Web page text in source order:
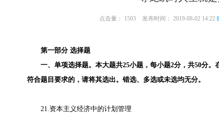
点击量： 1503 发布时间： 2019-08-02 14:22
第一部分 选择题
一、单项选择题。本大题共25小题，每小题2分，共50分。
符合题目要求的，请将其选出。错选、多选或未选均无分。
21.资本主义经济中的计划管理